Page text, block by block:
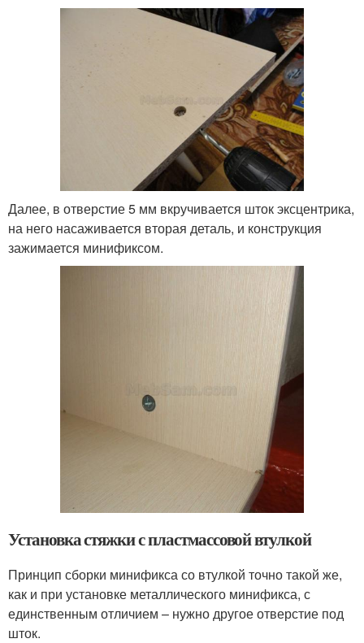
Далее, в отверстие 5 мм вкручивается шток эксцентрика,
на него насаживается вторая деталь, и конструкция
зажимается минификсом.
Установка стяжки с пластмассовой втулкой
Принцип сборки минификса со втулкой точно такой же,
как и при установке металлического минификса, с
единственным отличием – нужно другое отверстие под
шток.